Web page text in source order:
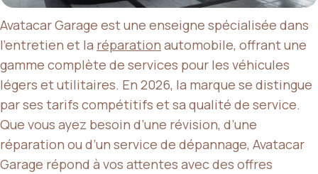
Avatacar Garage est une enseigne spécialisée dans
l’entretien et la réparation automobile, offrant une
gamme complète de services pour les véhicules
légers et utilitaires. En 2026, la marque se distingue
par ses tarifs compétitifs et sa qualité de service.
Que vous ayez besoin d’une révision, d’une
réparation ou d’un service de dépannage, Avatacar
Garage répond à vos attentes avec des offres